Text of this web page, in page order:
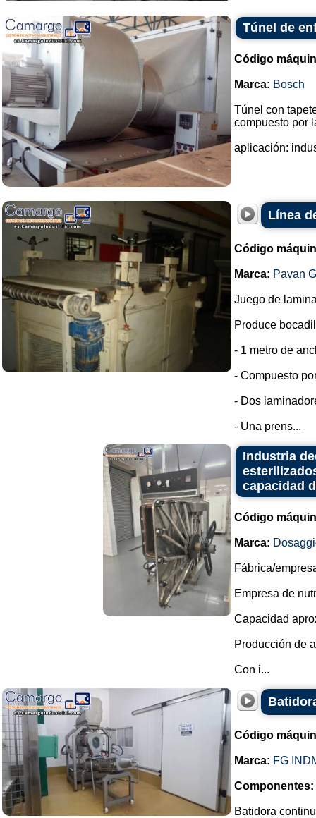
Túnel de
Código
Marca: Bosch
Túnel con
compuesto por
aplicación:
Línea
Código
Marca: Pavan
Juego de
Produce
- 1 metro de
- Compuesto
- Dos
- Una prens...
Industria
capacidad
Código
Marca:
Fábrica/
Empresa de
Capacidad
Producción de
Con i...
Código
Marca: FG
Componentes:
Batidora